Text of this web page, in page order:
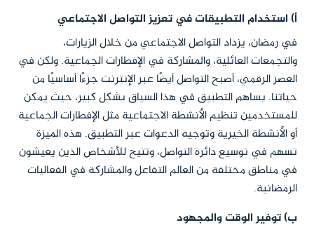
أ) استخدام التطبيقات في تعزيز التواصل الاجتماعي
في رمضان، يزداد التواصل الاجتماعي من خلال الزيارات،
والتجمعات العائلية، والمشاركة في الإفطارات الجماعية. ولكن في
العصر الرقمي، أصبح التواصل أيضًا عبر الإنترنت جزءًا أساسيًا من
حياتنا. يساهم التطبيق في هذا السياق بشكل كبير، حيث يمكن
للمستخدمين تنظيم الأنشطة الاجتماعية مثل الإفطارات الجماعية
أو الأنشطة الخيرية وتوجيه الدعوات عبر التطبيق. هذه الميزة
تسهم في توسيع دائرة التواصل، وتتيح للأشخاص الذين يعيشون
في مناطق مختلفة من العالم التفاعل والمشاركة في الفعاليات
الرمضانية.
ب) توفير الوقت والمجهود